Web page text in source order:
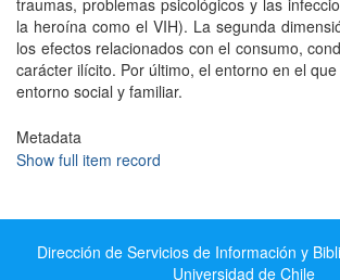
traumas, problemas psicológicos y las
la heroína como el VIH). La segunda
los efectos relacionados con el consumo,
carácter ilícito. Por último, el entorno en el
entorno social y familiar.
Metadata
Show full item record
Dirección de Servicios de Información y
Universidad de Chile